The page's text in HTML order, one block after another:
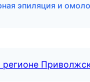
эпиляция и
регионе